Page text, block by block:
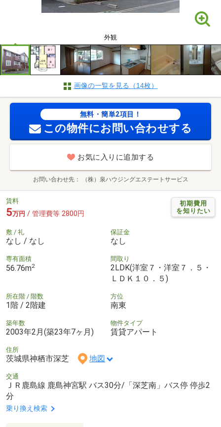
外観
画像の一覧を見る（14枚）
無料・簡単2項目！
この物件にお問い合わせする
お気に入りに追加する
お問い合わせ先 （株）泉ハウジングエステートサービス
初期費用
を知りたい
賃料
5万円 / 管理費等 2800円
敷 / 礼
なし / なし
保証金
なし
専有面積
56.76m2
間取り
2LDK(洋室７・洋室７．５・
ＬＤＫ１０．５)
所在階 / 階数
1階 / 2階建
方位
南東
築年数
2003年2月(築23年7ヶ月)
物件タイプ
賃貸アパート
住所
茨城県神栖市深芝 地図
交通
ＪＲ鹿島線 鹿島神宮駅 バス30分/「深芝南」バス停 停歩2
分
乗り換え検索